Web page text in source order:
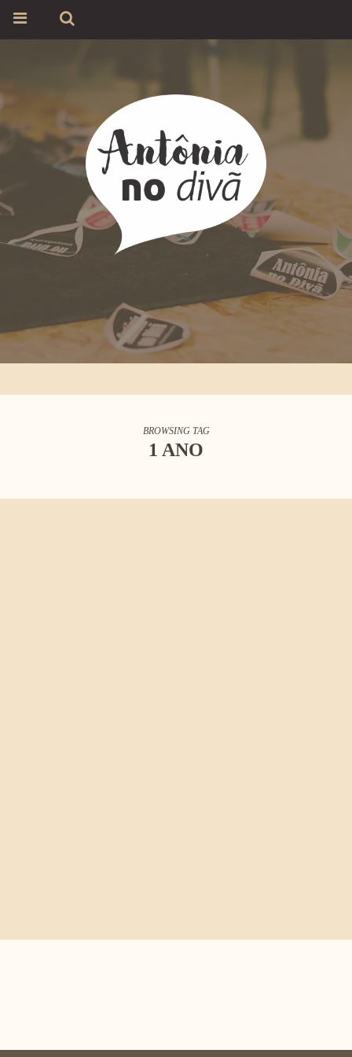
BROWSING TAG
1 ANO